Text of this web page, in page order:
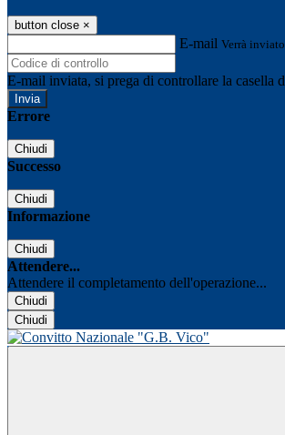
button close ×
E-mail Verrà
E-mail inviata, si prega di controllare la casella
Errore
Chiudi
Successo
Chiudi
Informazione
Chiudi
Attendere...
Attendere il completamento dell'operazione...
Chiudi
Chiudi